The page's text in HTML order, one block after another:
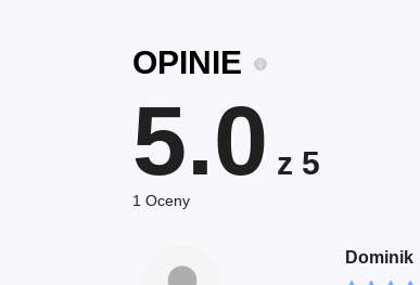
OPINIE
5.0 z 5
1 Oceny
Dominik